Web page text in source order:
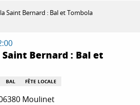
Saint Bernard : Bal et Tombola
Bernard : Bal et
BAL FÊTE LOCALE
Moulinet